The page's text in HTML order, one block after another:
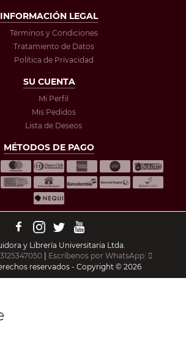
INFORMACIÓN LEGAL
Términos y Condiciones
Tratamiento de Datos
Política de Privacidad
SU CUENTA
Mi Perfil
Mis Pedidos
Lista de Deseos
MÉTODOS DE PAGO
y Librería Universitaria Ltda.
Escríbenos por WhatsApp:
reservados - Copyright © 2026